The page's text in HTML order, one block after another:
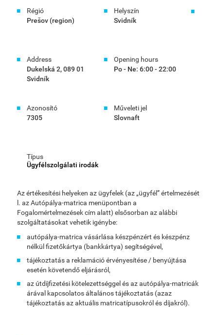
Régió
Prešov (region)
Helyszín
Svidník
Address
Dukelská 2, 089 01
Svidník
Opening hours
Po - Ne: 6:00 - 22:00
Azonosító
7305
Műveleti jel
Slovnaft
Típus
Ügyfélszolgálati irodák
Az értékesítési helyeken az ügyfelek (az „ügyfél” értelmezését
l. az Autópálya-matrica menüpontban a
Fogalomértelmezések cím alatt) elsősorban az alábbi
szolgáltatásokat vehetik igénybe:
autópálya-matrica vásárlása készpénzért és készpénz
nélkül fizetőkártya (bankkártya) segítségével,
tájékoztatás a reklamáció érvényesítése / benyújtása
esetén követendő eljárásról,
az útdíjfizetési kötelezettséggel és az autópálya-matricák
árával kapcsolatos általános tájékoztatás (azaz
tájékoztatás az aktuális matricatípusokról és díjakról).